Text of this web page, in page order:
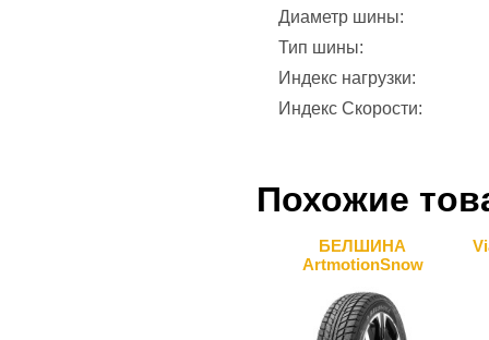
Диаметр шины:
Тип шины:
Индекс нагрузки:
Индекс Скорости:
Похожие
БЕЛШИНА
ArtmotionSnow